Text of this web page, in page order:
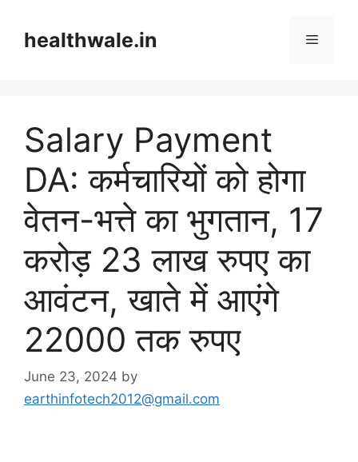
contenthealthwale.in Menu
Salary Payment
DA: कर्मचारियों को होगा
वेतन-भत्ते का भुगतान, 17
करोड़ 23 लाख रुपए का
आवंटन, खाते में आएंगे
22000 तक रुपए
June 23, 2024 by
earthinfotech2012@gmail.com